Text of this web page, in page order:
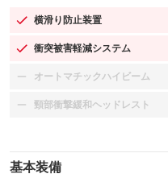
横滑り防止装置
：装備あり
衝突被害軽減システム
：装備あり
オートマチックハイビーム
：装備なし
頸部衝撃緩和ヘッドレスト
：装備なし
基本装備